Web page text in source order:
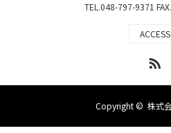
TEL.048-797-9371
ACCESS
Copyright © 株式